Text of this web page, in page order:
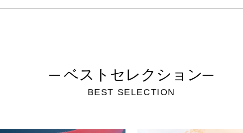
─ ベストセレクション─
BEST SELECTION